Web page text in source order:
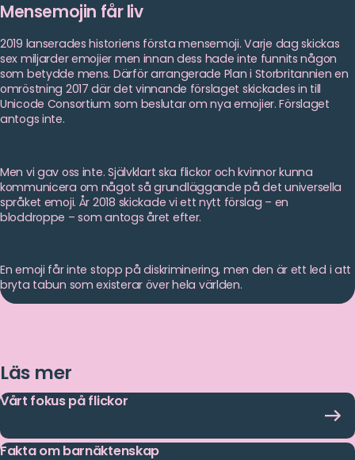
Mensemojin får liv
2019 lanserades historiens första mensemoji. Varje dag skickas
sex miljarder emojier men innan dess hade inte funnits någon
som betydde mens. Därför arrangerade Plan i Storbritannien en
omröstning 2017 där det vinnande förslaget skickades in till
Unicode Consortium som beslutar om nya emojier. Förslaget
antogs inte.
Men vi gav oss inte. Självklart ska flickor och kvinnor kunna
kommunicera om något så grundläggande på det universella
språket emoji. År 2018 skickade vi ett nytt förslag – en
bloddroppe – som antogs året efter.
En emoji får inte stopp på diskriminering, men den är ett led i att
bryta tabun som existerar över hela världen.
Läs mer
Vårt fokus på flickor
Fakta om barnäktenskap